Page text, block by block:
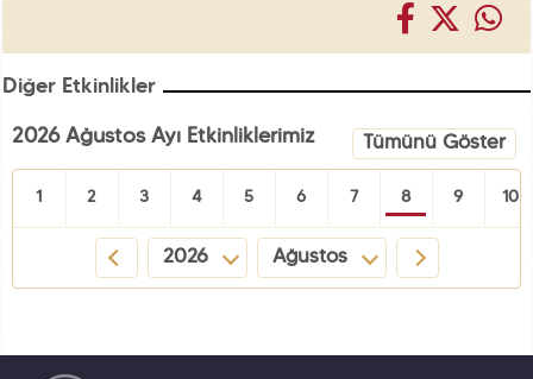
Diğer Etkinlikler
2026 Ağustos Ayı Etkinliklerimiz Tümünü Göster
1 2 3 4 5 6 7 8 9 10
2026 Ağustos